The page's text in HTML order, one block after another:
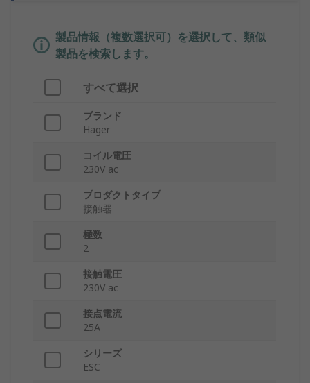
製品情報（複数選択可）を選択して、類似
製品を検索します。
すべて選択
ブランド
Hager
コイル電圧
230V ac
プロダクトタイプ
接触器
極数
2
接触電圧
230V ac
接点電流
25A
シリーズ
ESC